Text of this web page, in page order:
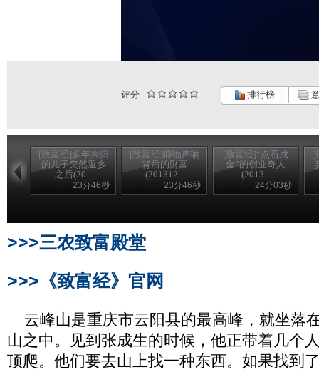
评分 排行榜
[致富经]多年未归
的儿子突然返乡
之后(20...
23分46秒
[致富经]噼啪声响
背后的财富
(201312...
23分46秒
[致富经]“点石成
金”的创业奇人
(2013...
24分03秒
[
>>>三农致富殿堂
>>>《致富经》官网
云峰山是重庆市云阳县的最高峰，就坐落
山之中。见到张成生的时候，他正带着几个
顶爬。他们要去山上找一种东西。如果找到